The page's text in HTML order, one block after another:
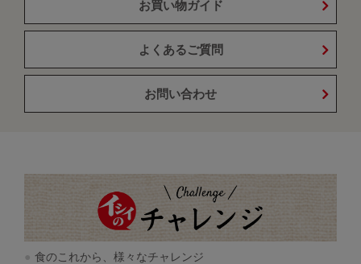
お買い物ガイド
よくあるご質問
お問い合わせ
食のこれから、様々なチャレンジ